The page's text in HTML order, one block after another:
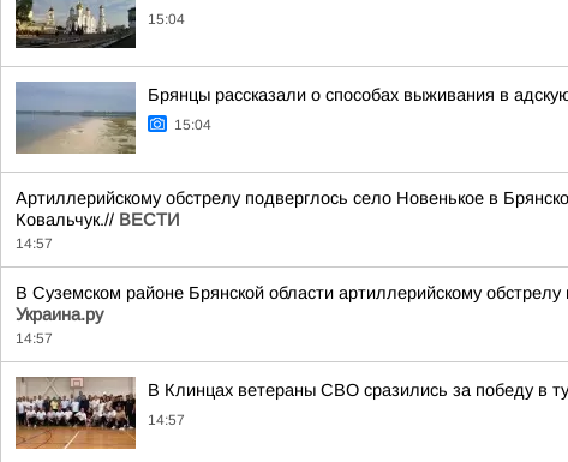
15:04
Брянцы рассказали о способах выживания в
15:04
Артиллерийскому обстрелу подверглось село Новенькое в
Ковальчук.// ВЕСТИ
14:57
В Суземском районе Брянской области артиллерийскому
Украина.ру
14:57
В Клинцах ветераны СВО сразились за победу в
14:57